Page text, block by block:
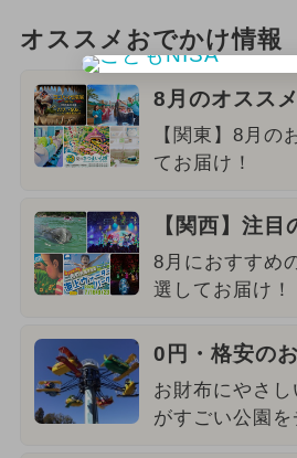
オススメおでかけ情報
8月のオスス
【関東】8月の
てお届け！
【関西】注
8月におすすめ
選してお届け！
0円・格安の
お財布にやさ
がすごい公園を